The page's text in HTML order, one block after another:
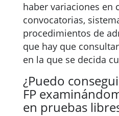
haber variaciones en
convocatorias,
procedimientos de
que hay que
en la que se decida
¿Puedo
FP
en pruebas